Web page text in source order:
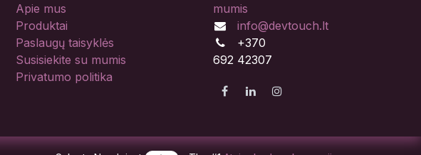
Apie mus
Produktai
Paslaugų taisyklės
Susisiekite su mumis
Privatumo politika
mumis
info@devtouch.lt
+370
692 42307